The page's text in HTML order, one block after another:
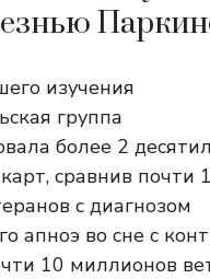
изучения
группа
более 2
сравнив почти
с диагнозом
апноэ во сне с
10 миллионов